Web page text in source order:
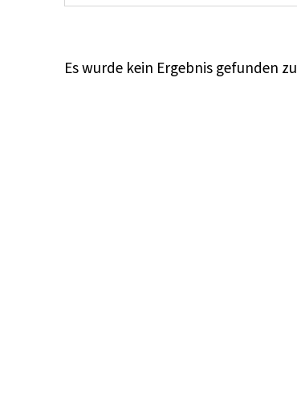
Es wurde kein Ergebnis gefunden zu